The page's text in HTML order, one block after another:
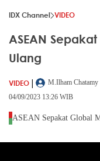
IDX Channel VIDEO
ASEAN
Ulang
VIDEO |
M.Ilham Chatamy
04/09/2023 13:26 WIB
ASEAN Sepakat Global